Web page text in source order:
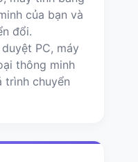
của bạn và
đổi.
PC, máy
thông minh
trình chuyển